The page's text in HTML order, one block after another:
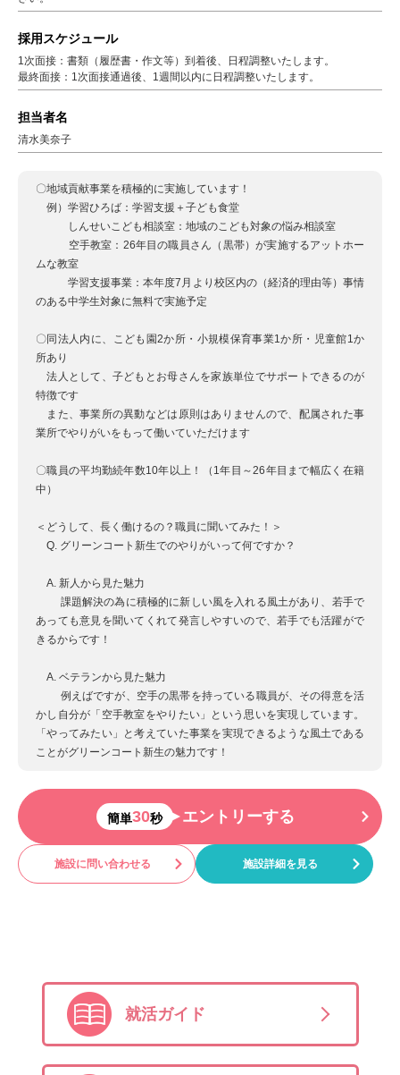
採用スケジュール
1次面接：書類（履歴書・作文等）到着後、日程調整いたします。
最終面接：1次面接通過後、1週間以内に日程調整いたします。
担当者名
清水美奈子
〇地域貢献事業を積極的に実施しています！
例）学習ひろば：学習支援＋子ども食堂
しんせいこども相談室：地域のこども対象の悩み相談室
空手教室：26年目の職員さん（黒帯）が実施するアットホー
ムな教室
学習支援事業：本年度7月より校区内の（経済的理由等）事情
のある中学生対象に無料で実施予定
〇同法人内に、こども園2か所・小規模保育事業1か所・児童館1か
所あり
法人として、子どもとお母さんを家族単位でサポートできるのが
特徴です
また、事業所の異動などは原則はありませんので、配属された事
業所でやりがいをもって働いていただけます
〇職員の平均勤続年数10年以上！（1年目～26年目まで幅広く在籍
中）
＜どうして、長く働けるの？職員に聞いてみた！＞
Q. グリーンコート新生でのやりがいって何ですか？
A. 新人から見た魅力
課題解決の為に積極的に新しい風を入れる風土があり、若手で
あっても意見を聞いてくれて発言しやすいので、若手でも活躍がで
きるからです！
A. ベテランから見た魅力
例えばですが、空手の黒帯を持っている職員が、その得意を活
かし自分が「空手教室をやりたい」という思いを実現しています。
「やってみたい」と考えていた事業を実現できるような風土である
ことがグリーンコート新生の魅力です！
簡単30秒 エントリーする
施設に問い合わせる 施設詳細を見る
就活ガイド